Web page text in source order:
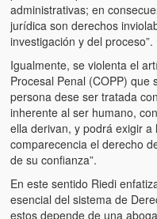
administrativas; en
jurídica son derechos
investigación y del proceso”.
Igualmente, se violenta el
Procesal Penal (COPP) que
persona dese ser tratada
inherente al ser humano,
ella derivan, y podrá exigir
comparecencia el derecho
de su confianza”.
En este sentido Riedi
esencial del sistema de
estos depende de una